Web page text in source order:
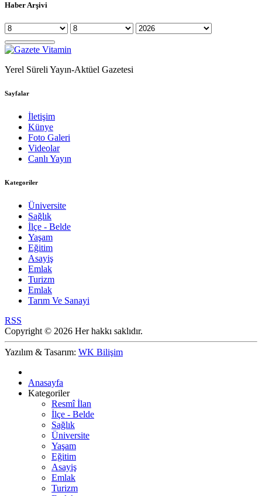
Haber Arşivi
Yerel Süreli Yayın-Aktüel Gazetesi
Sayfalar
İletişim
Künye
Foto Galeri
Videolar
Canlı Yayın
Kategoriler
Üniversite
Sağlık
İlçe - Belde
Yaşam
Eğitim
Asayiş
Emlak
Turizm
Emlak
Tarım Ve Sanayi
RSS
Copyright © 2026 Her hakkı saklıdır.
Yazılım & Tasarım: WK Bilişim
Anasayfa
Kategoriler
Resmî İlan
İlçe - Belde
Sağlık
Üniversite
Yaşam
Eğitim
Asayiş
Emlak
Turizm